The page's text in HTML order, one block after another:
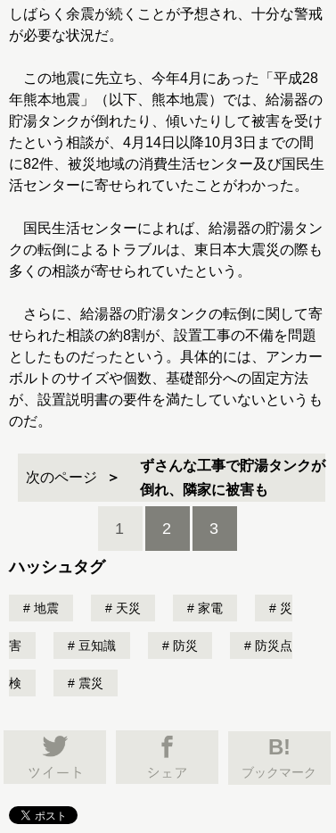
しばらく余震が続くことが予想され、十分な警戒
が必要な状況だ。
この地震に先立ち、今年4月にあった「平成28
年熊本地震」（以下、熊本地震）では、給湯器の
貯湯タンクが倒れたり、傾いたりして被害を受け
たという相談が、4月14日以降10月3日までの間
に82件、被災地域の消費生活センター及び国民生
活センターに寄せられていたことがわかった。
国民生活センターによれば、給湯器の貯湯タン
クの転倒によるトラブルは、東日本大震災の際も
多くの相談が寄せられていたという。
さらに、給湯器の貯湯タンクの転倒に関して寄
せられた相談の約8割が、設置工事の不備を問題
としたものだったという。具体的には、アンカー
ボルトのサイズや個数、基礎部分への固定方法
が、設置説明書の要件を満たしていないというも
のだ。
次のページ
ずさんな工事で貯湯タンクが
倒れ、隣家に被害も
1 2 3
ハッシュタグ
地震 天災 家電 災
害 豆知識 防災 防災点
検 震災
B!
ブックマーク